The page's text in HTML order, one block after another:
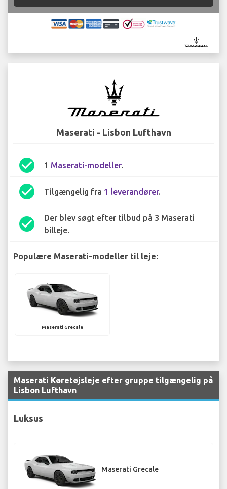
Maserati - Lisbon Lufthavn
check_circle 1 Maserati-modeller.
check_circle Tilgængelig fra 1 leverandører.
check_circle
Der blev søgt efter tilbud på 3 Maserati
billeje.
Populære Maserati-modeller til leje:
Maserati Grecale
Maserati Køretøjsleje efter gruppe tilgængelig på
Lisbon Lufthavn
Luksus
Maserati Grecale